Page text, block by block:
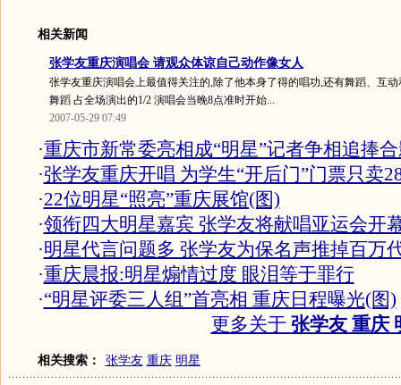
相关新闻
张学友重庆演唱会 请观众体谅自己动作像女人
张学友重庆演唱会上最值得关注的,除了他本身了得的唱功,还有舞蹈、互
舞蹈 占全场演出的1/2 演唱会当晚8点准时开始...
2007-05-29 07:49
·重庆市新常委亮相成“明星”记者争相追捧
·张学友重庆开唱 为学生“开后门”门票只卖
·22位明星“照亮”重庆展馆(图)
·领衔四大明星嘉宾 张学友将献唱亚运会开
·明星代言问题多 张学友为保名声推掉百万
·重庆晨报:明星煽情过度 眼泪等于罪行
·“明星评委三人组”首亮相 重庆日程曝光(图)
更多关于 张学友 重庆
相关搜索： 张学友 重庆 明星